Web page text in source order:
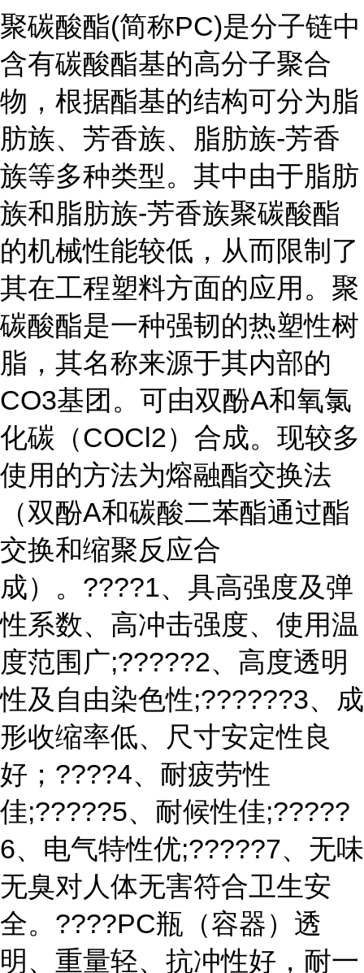
聚碳酸酯(简称PC)是分子链中
含有碳酸酯基的高分子聚合
物，根据酯基的结构可分为脂
肪族、芳香族、脂肪族-芳香
族等多种类型。其中由于脂肪
族和脂肪族-芳香族聚碳酸酯
的机械性能较低，从而限制了
其在工程塑料方面的应用。聚
碳酸酯是一种强韧的热塑性树
脂，其名称来源于其内部的
CO3基团。可由双酚A和氧氯
化碳（COCl2）合成。现较多
使用的方法为熔融酯交换法
（双酚A和碳酸二苯酯通过酯
交换和缩聚反应合
成）。????1、具高强度及弹
性系数、高冲击强度、使用温
度范围广;?????2、高度透明
性及自由染色性;??????3、成
形收缩率低、尺寸安定性良
好；????4、耐疲劳性
佳;?????5、耐候性佳;?????
6、电气特性优;?????7、无味
无臭对人体无害符合卫生安
全。????PC瓶（容器）透
明、重量轻、抗冲性好，耐一